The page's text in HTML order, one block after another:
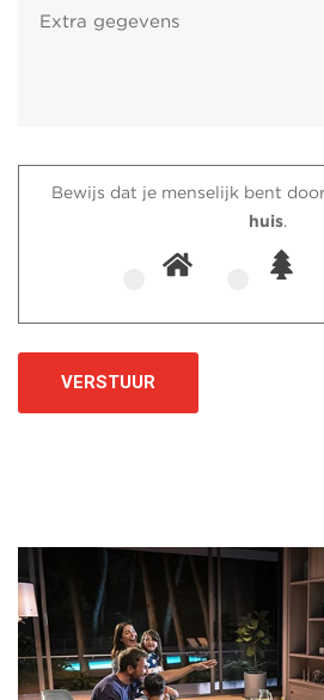
Bewijs dat je menselijk bent
huis.